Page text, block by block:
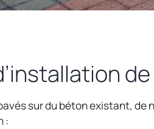
sur du béton existant,
: